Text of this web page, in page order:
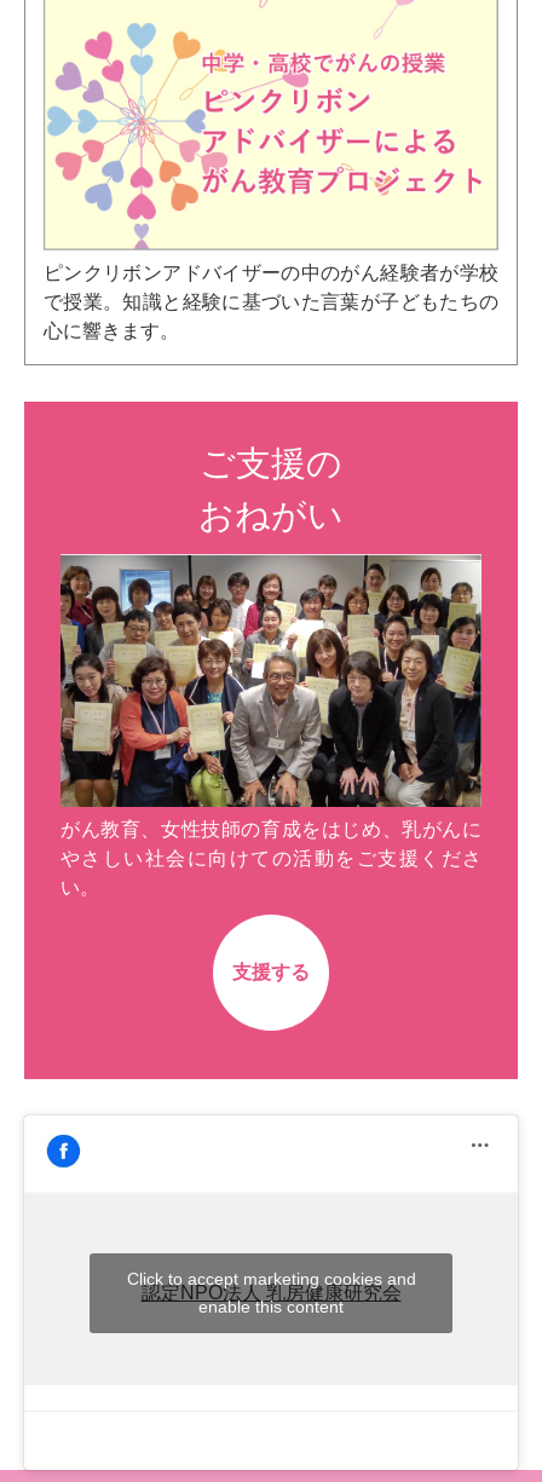
ピンクリボンアドバイザーの中のがん経験者が学校
で授業。知識と経験に基づいた言葉が子どもたちの
心に響きます。
ご支援の
おねがい
がん教育、女性技師の育成をはじめ、乳がんに
やさしい社会に向けての活動をご支援くださ
い。
支援する
認定NPO法人 乳房健康研究会
Click to accept marketing cookies and
enable this content